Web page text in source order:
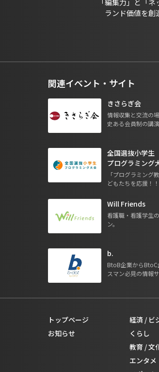
ランド価値を創
関連イベント・サイト
きさらぎ会
情報収集と交流の
史ある会員制の講
全国選抜小学生
プログラミング
「プログラミング
どもたちを応援！！
Will Friends
看護職・看護学生
ン。
b.
BtoB企業から
スマン必見の情報
トップページ
お知らせ
経済 / ビ
くらし
教育 / 文
エンタメ